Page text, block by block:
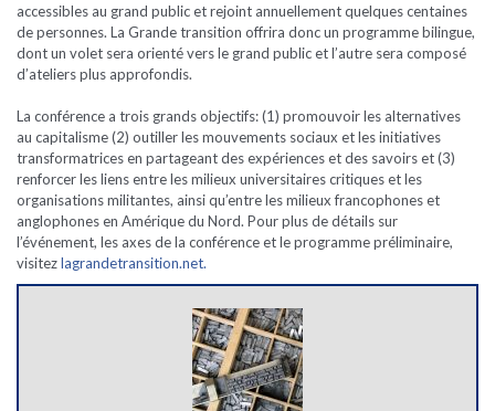
accessibles au grand public et rejoint annuellement quelques centaines
de personnes. La Grande transition offrira donc un programme bilingue,
dont un volet sera orienté vers le grand public et l’autre sera composé
d’ateliers plus approfondis.
La conférence a trois grands objectifs: (1) promouvoir les alternatives
au capitalisme (2) outiller les mouvements sociaux et les initiatives
transformatrices en partageant des expériences et des savoirs et (3)
renforcer les liens entre les milieux universitaires critiques et les
organisations militantes, ainsi qu’entre les milieux francophones et
anglophones en Amérique du Nord. Pour plus de détails sur
l’événement, les axes de la conférence et le programme préliminaire,
visitezlagrandetransition.net.